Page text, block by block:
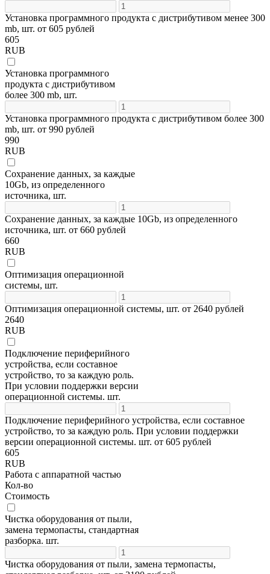
Установка программного продукта с дистрибутивом менее 300
mb, шт. от 605 рублей
605
RUB
Установка программного
продукта с дистрибутивом
более 300 mb, шт.
Установка программного продукта с дистрибутивом более 300
mb, шт. от 990 рублей
990
RUB
Сохранение данных, за каждые
10Gb, из определенного
источника, шт.
Сохранение данных, за каждые 10Gb, из определенного
источника, шт. от 660 рублей
660
RUB
Оптимизация операционной
системы, шт.
Оптимизация операционной системы, шт. от 2640 рублей
2640
RUB
Подключение периферийного
устройства, если составное
устройство, то за каждую роль.
При условии поддержки версии
операционной системы. шт.
Подключение периферийного устройства, если составное
устройство, то за каждую роль. При условии поддержки
версии операционной системы. шт. от 605 рублей
605
RUB
Работа с аппаратной частью
Кол-во
Cтоимость
Чистка оборудования от пыли,
замена термопасты, стандартная
разборка. шт.
Чистка оборудования от пыли, замена термопасты,